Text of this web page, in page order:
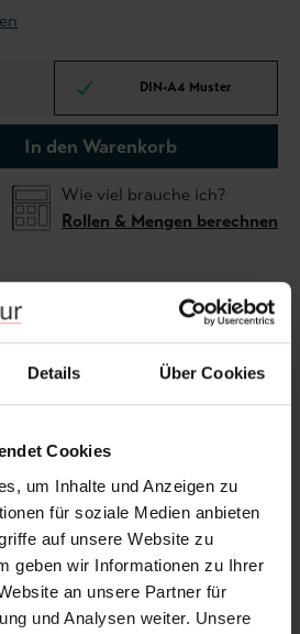
Details Über Cookies
Cookies
um Inhalte und Anzeigen zu
für soziale Medien anbieten
auf unsere Website zu
geben wir Informationen zu Ihrer
an unsere Partner für
und Analysen weiter. Unsere
DIN-A4 Muster
In den Warenkorb
Wie viel brauche ich?
Rollen & Mengen berechnen
charcoal entfaltet ein
gezeichneten Bäumen,
und Farnen in stilvoller
edle Ausstrahlung und
naturinspirierte
eine hochwertige
Präsenz,
und stilvoll
Charakter.